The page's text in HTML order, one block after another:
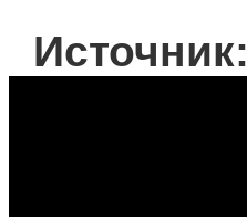
Источник: